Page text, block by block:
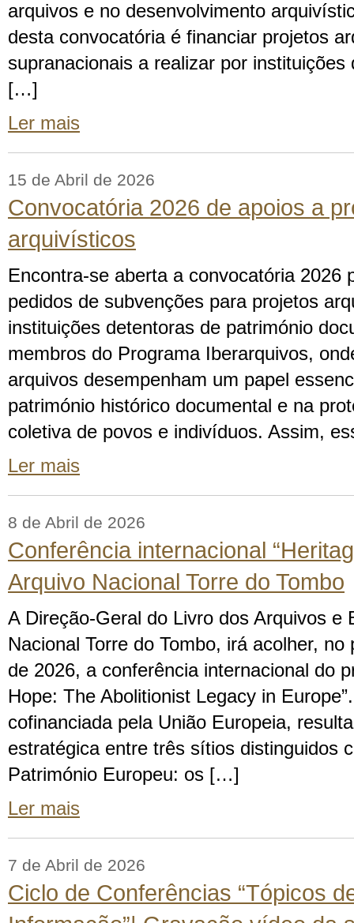
arquivos e no desenvolvimento
desta convocatória é financiar projetos
supranacionais a realizar por
[…]
Ler mais
15 de Abril de 2026
Convocatória 2026 de apoios a
arquivísticos
Encontra-se aberta a convocatória 2026
pedidos de subvenções para projetos
instituições detentoras de património
membros do Programa Iberarquivos,
arquivos desempenham um papel
património histórico documental e na
coletiva de povos e indivíduos. Assim,
Ler mais
8 de Abril de 2026
Conferência internacional
Arquivo Nacional Torre do Tombo
A Direção-Geral do Livro dos Arquivos e
Nacional Torre do Tombo, irá acolher,
de 2026, a conferência internacional do
Hope: The Abolitionist Legacy in
cofinanciada pela União Europeia,
estratégica entre três sítios distinguidos
Património Europeu: os […]
Ler mais
7 de Abril de 2026
Ciclo de Conferências “Tópicos